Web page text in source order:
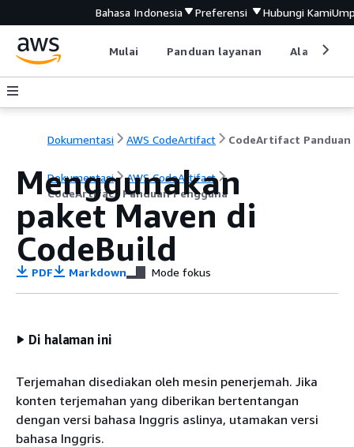
Bahasa Indonesia Preferensi Hubungi Kami
Mulai Panduan layanan Alat
Dokumentasi AWS CodeArtifact
Dokumentasi
AWS CodeArtifact
CodeArtifact Panduan Pengguna
Menggunakan
paket Maven di
CodeBuild
PDF Markdown Mode fokus
Di halaman ini
Terjemahan disediakan oleh mesin penerjemah. Jika
konten terjemahan yang diberikan bertentangan
dengan versi bahasa Inggris aslinya, utamakan versi
bahasa Inggris.